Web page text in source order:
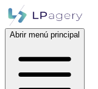
Abrir menú principal